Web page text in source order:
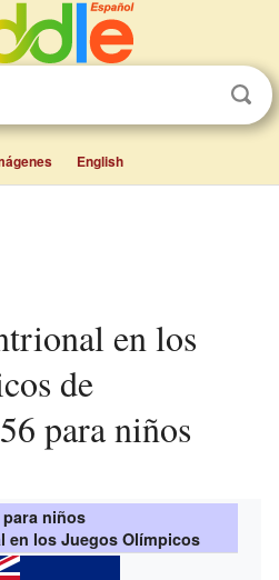
English
de
para niños
para niños
en los Juegos Olímpicos